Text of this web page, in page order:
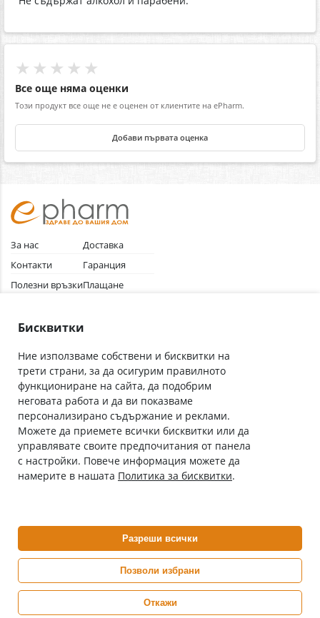
★★★★★
Все още няма оценки
Този продукт все още не е оценен от клиентите на ePharm.
Добави първата оценка
За нас
Контакти
Полезни връзки
Общи условия
Доставка
Гаранция
Плащане
Абонирай се за нашия бюлетин
С абонамента се съгласявам сПолитиката за лични данни.
Онлайн аптека, част от аптеки „Ванчева“
ePharm е лицензирана онлайн аптека от
Изпълнителна Агенция по Лекарствата
0882 444 666
Бисквитки
Ние използваме собствени и бисквитки на
трети страни, за да осигурим правилното
функциониране на сайта, да подобрим
неговата работа и да ви показваме
персонализирано съдържание и реклами.
Можете да приемете всички бисквитки или да
управлявате своите предпочитания от панела
с настройки. Повече информация можете да
намерите в нашата Политика за бисквитки.
Разреши всички
Позволи избрани
Откажи